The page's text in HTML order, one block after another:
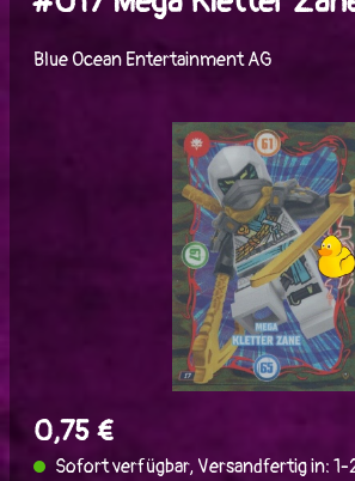
Blue Ocean Entertainment AG
Bildergalerie überspringen
0,75 €
Sofort verfügbar, Versandfertig in: 1-